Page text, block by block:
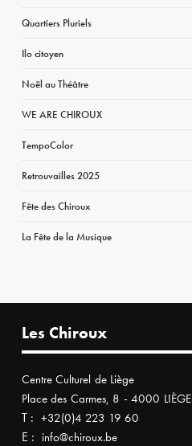
Quartiers Pluriels
Ilo citoyen
Noël au Théâtre
WE ARE CHIROUX
TempoColor
Retrouvailles 2025
Fête des Chiroux
La Fête de la Musique
Les Chiroux
Centre Culturel de Liège
Place des Carmes, 8 - 4000 LIÈGE
T : +32(0)4 223 19 60
E : info@chiroux.be